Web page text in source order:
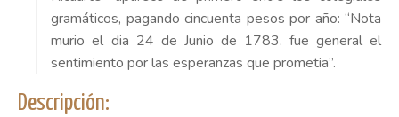
gramáticos, pagando cincuenta pesos por año: “Nota
murio el dia 24 de Junio de 1783. fue general el
sentimiento por las esperanzas que prometia”.
Descripción: